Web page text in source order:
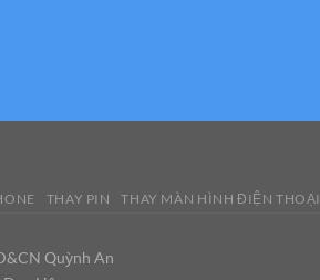
THAY PIN THAY MÀN HÌNH ĐIỆN THOẠI
Quỳnh An